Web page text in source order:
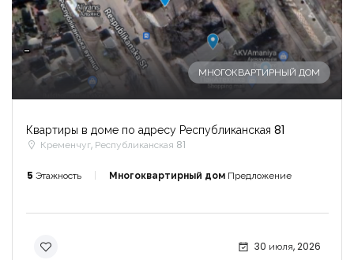
-
МНОГОКВАРТИРНЫЙ ДОМ
Квартиры в доме по адресу Республиканская 81
Кременчуг, Республиканская 81
5 Этажность Многоквартирный дом Предложение
30 июля, 2026